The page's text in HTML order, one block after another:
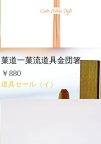
クイックビュー
菓道⼀菓流道具金団箸
価格
￥880
道具セール（イ）